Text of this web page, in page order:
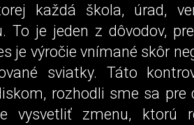
každá škola, úrad,
To je jeden z dôvodov,
je výročie vnímané skôr
sviatky. Táto
rozhodli sme sa
vysvetliť zmenu, ktorú